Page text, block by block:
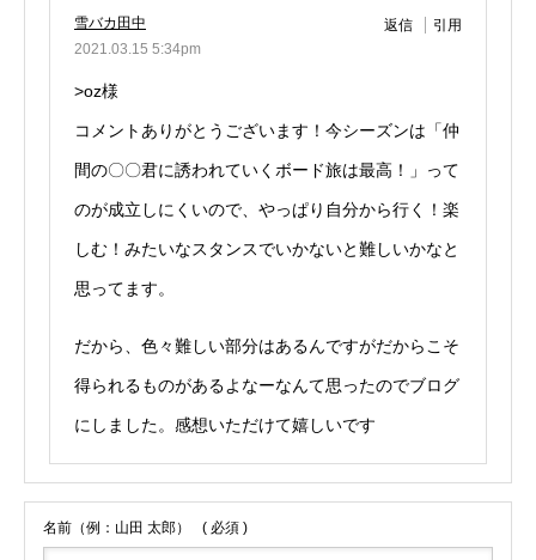
雪バカ田中
2021.03.15 5:34pm
返信 引用
>oz様
コメントありがとうございます！今シーズンは「仲
間の〇〇君に誘われていくボード旅は最高！」って
のが成立しにくいので、やっぱり自分から行く！楽
しむ！みたいなスタンスでいかないと難しいかなと
思ってます。
だから、色々難しい部分はあるんですがだからこそ
得られるものがあるよなーなんて思ったのでブログ
にしました。感想いただけて嬉しいです
名前（例：山田 太郎） ( 必須 )